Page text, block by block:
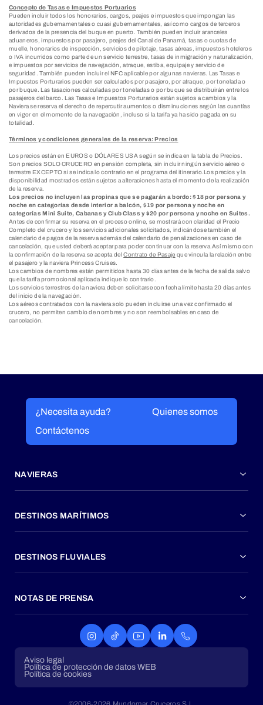
Concepto de Tasas e Impuestos Portuarios
Pueden incluir todos los honorarios, cargos, peajes e impuestos que impongan las
autoridades gubernamentales o cuasi gubernamentales, así como cargos de terceros
derivados de la presencia del buque en puerto. También pueden incluir aranceles
aduaneros, impuestos por pasajero, peajes del Canal de Panamá, tasas o cuotas de
muelle, honorarios de inspección, servicios de pilotaje, tasas aéreas, impuestos hoteleros
o IVA incurridos como parte de un servicio terrestre, tasas de inmigración y naturalización,
e impuestos por servicios de navegación, atraque, estiba, equipaje y servicio de
seguridad. También pueden incluir el NFC aplicable por algunas navieras. Las Tasas e
Impuestos Porturarios pueden ser calculados por pasajero, por atraque, por tonelada o
por buque. Las tasaciones calculadas por toneladas o por buque se distribuirán entre los
pasajeros del barco. Las Tasas e Impuestos Porturarios están sujetos a cambios y la
Naviera se reserva el derecho de repercutir aumentos o disminuciones según las cuantías
en vigor en el momento de la navegación, incluso si la tarifa ya ha sido pagada en su
totalidad.
Términos y condiciones generales de la reserva: Precios
Los precios están en EUROS o DÓLARES USA según se indica en la tabla de Precios.
Son precios SOLO CRUCERO en pensión completa, sin incluir ningún servicio aéreo o
terrestre EXCEPTO si se indica lo contrario en el programa del itinerario.Los precios y la
disponibilidad mostrados están sujetos a alteraciones hasta el momento de la realización
de la reserva.
Los precios no incluyen las propinas que se pagarán a bordo: $18 por persona y
noche en categorías desde interior a balcón, $19 por persona y noche en
categorías Mini Suite, Cabanas y Club Class y $20 por persona y noche en Suites.
Antes de confirmar su reserva en el proceso online, se mostrará con claridad el Precio
Completo del crucero y los servicios adicionales solicitados, indicándose también el
calendario de pagos de la reserva además del calendario de penalizaciones en caso de
cancelación, que usted deberá aceptar para poder continuar con la reserva.Así mismo con
la confirmación de la reserva se acepta delContrato de Pasaje que vincula la relación entre
el pasajero y la naviera Princess Cruises.
Los cambios de nombres están permitidos hasta 30 días antes de la fecha de salida salvo
que la tarifa promocional aplicada indique lo contrario.
Los servicios terrestres de la naviera deben solicitarse con fecha límite hasta 20 días antes
del inicio de la navegación.
Los aéreos contratados con la naviera solo pueden incluirse una vez confirmado el
crucero, no permiten cambio de nombres y no son reembolsables en caso de
cancelación.
¿Necesita ayuda?
Quienes somos
Contáctenos
NAVIERAS
DESTINOS MARÍTIMOS
DESTINOS FLUVIALES
NOTAS DE PRENSA
Aviso legal
Política de protección de datos WEB
Política de cookies